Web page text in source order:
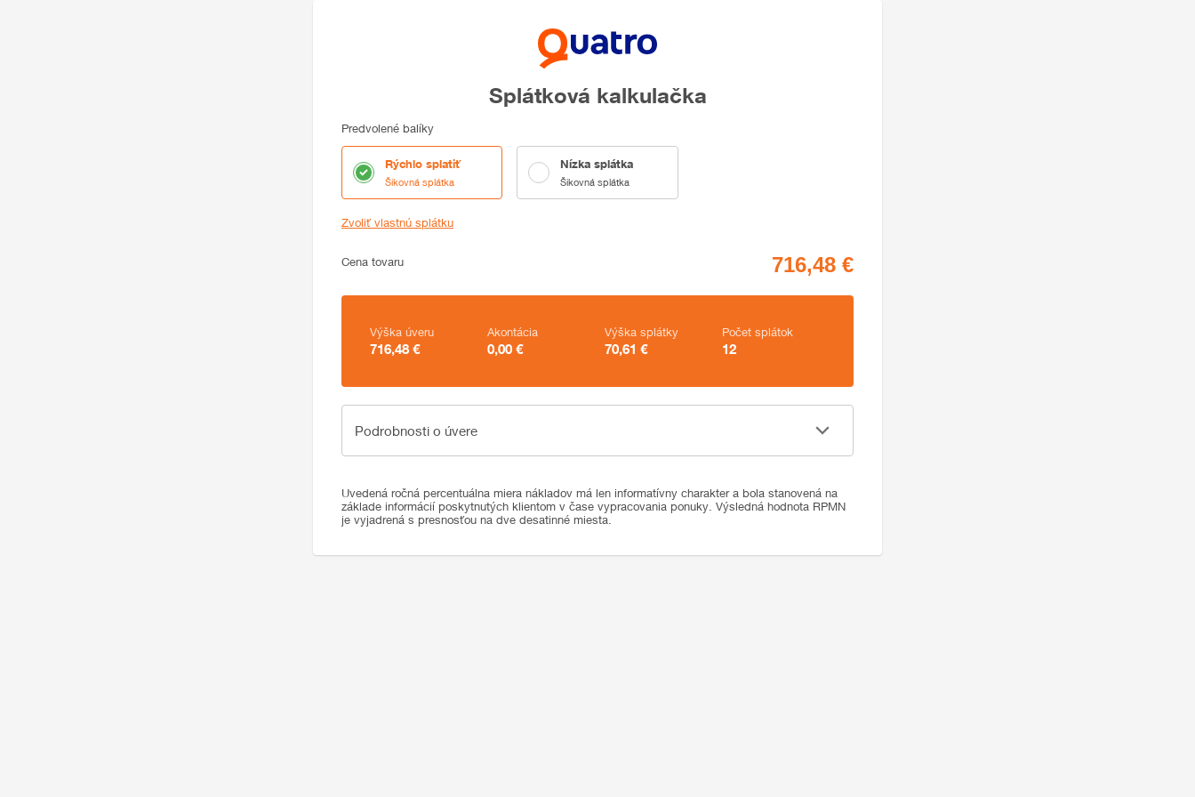
Splátková kalkulačka
Predvolené balíky
Rýchlo splatiť
Šikovná splátka
Nízka splátka
Šikovná splátka
Zvoliť vlastnú splátku
Cena
Cena tovaru
Zhrnutie
Výška úveru
716,48 €
Akontácia
0,00 €
Výška splátky
70,61 €
Počet splátok
12
Podrobnosti o úvere
Podrobnosti o úvere
Uvedená ročná percentuálna miera nákladov má len informatívny charakter a bola stanovená na
základe informácií poskytnutých klientom v čase vypracovania ponuky. Výsledná hodnota RPMN
je vyjadrená s presnosťou na dve desatinné miesta.